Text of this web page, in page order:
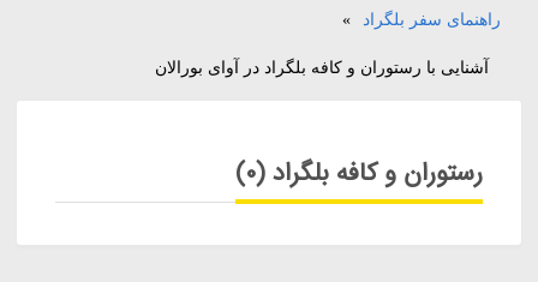
راهنمای سفر بلگراد
»
آشنایی با رستوران و کافه بلگراد در آوای بورالان
رستوران و کافه بلگراد (0)